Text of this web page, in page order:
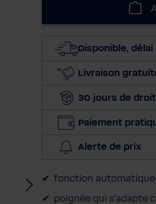
Disponible,
Livraison
30 jours de
Paiement
Alerte de prix
fonction automatique
poignée qui s'adapte